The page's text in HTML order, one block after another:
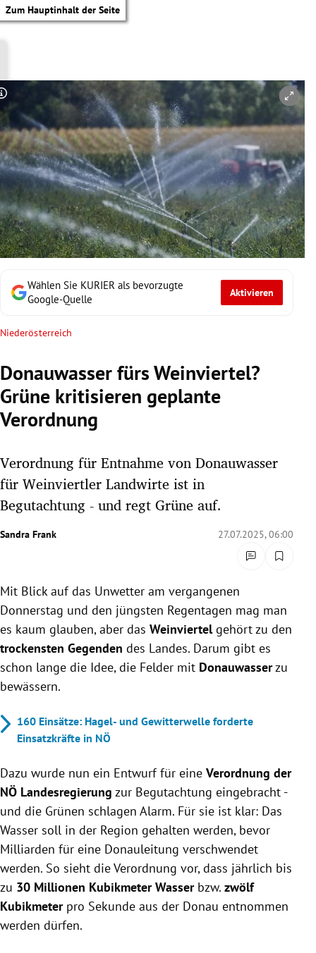
Zum Hauptinhalt der Seite
Untermenü
Untermenü
Untermenü
Untermenü
Untermenü
Untermenü
Untermenü
Wählen Sie KURIER als bevorzugte
Google-Quelle
Aktivieren
Niederösterreich
Donauwasser fürs Weinviertel?
Grüne kritisieren geplante
Verordnung
Verordnung für Entnahme von Donauwasser
für Weinviertler Landwirte ist in
Begutachtung - und regt Grüne auf.
Sandra Frank 27.07.2025, 06:00
Copyright-Hinweis öffnen/schließen
Mit Blick auf das Unwetter am vergangenen
Donnerstag und den jüngsten Regentagen mag man
es kaum glauben, aber das Weinviertelgehört zu den
trockensten Gegenden des Landes. Darum gibt es
schon lange die Idee, die Felder mit Donauwasserzu
bewässern.
160 Einsätze: Hagel- und Gewitterwelle forderte
Einsatzkräfte in NÖ
Dazu wurde nun ein Entwurf für eine Verordnung der
NÖ Landesregierung zur Begutachtung eingebracht -
und die Grünen schlagen Alarm. Für sie ist klar: Das
Wasser soll in der Region gehalten werden, bevor
Milliarden für eine Donauleitung verschwendet
werden. So sieht die Verordnung vor, dass jährlich bis
zu 30 Millionen Kubikmeter Wasserbzw. zwölf
Kubikmeter pro Sekunde aus der Donau entnommen
werden dürfen.